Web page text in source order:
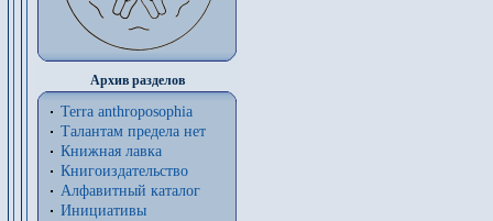
Архив разделов
Terra anthroposophia
Талантам предела нет
Книжная лавка
Книгоиздательство
Алфавитный каталог
Инициативы